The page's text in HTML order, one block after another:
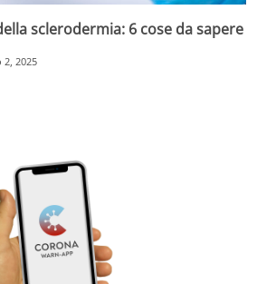
sclerodermia: 6 cose da sapere
2, 2025